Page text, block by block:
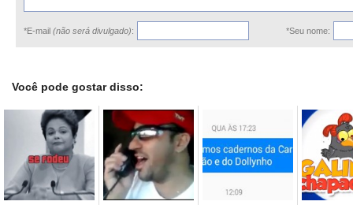
*E-mail (não será divulgado): *Seu nome:
Você pode gostar disso: